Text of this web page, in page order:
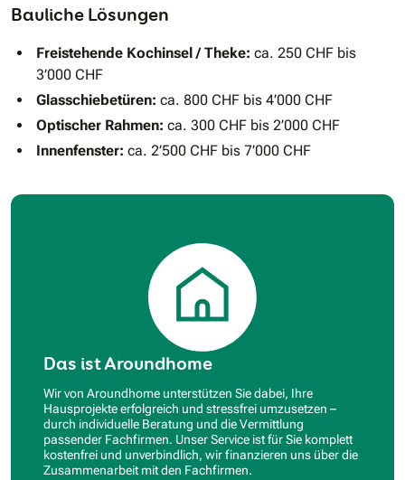
Bauliche Lösungen
Freistehende Kochinsel / Theke: ca. 250 CHF bis
3’000 CHF
Glasschiebetüren: ca. 800 CHF bis 4’000 CHF
Optischer Rahmen: ca. 300 CHF bis 2’000 CHF
Innenfenster: ca. 2’500 CHF bis 7’000 CHF
Das ist Aroundhome
Wir von Aroundhome unterstützen Sie dabei, Ihre
Hausprojekte erfolgreich und stressfrei umzusetzen –
durch individuelle Beratung und die Vermittlung
passender Fachfirmen. Unser Service ist für Sie komplett
kostenfrei und unverbindlich, wir finanzieren uns über die
Zusammenarbeit mit den Fachfirmen.